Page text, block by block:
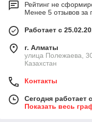
Рейтинг не
Менее 5 отзывов за
Работает с
г. Алматы
улица Полежаева,
Казахстан
Контакты
Сегодня работает
Показать весь